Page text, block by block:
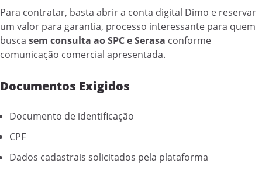
Para contratar, basta abrir a conta digital Dimo e reservar
um valor para garantia, processo interessante para quem
busca sem consulta ao SPC e Serasa conforme
comunicação comercial apresentada.
Documentos Exigidos
Documento de identificação
CPF
Dados cadastrais solicitados pela plataforma